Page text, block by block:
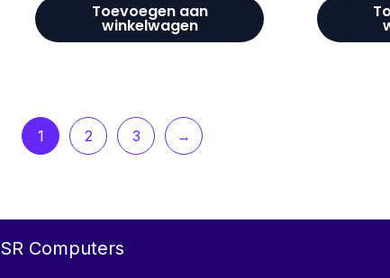
Toevoegen aan
winkelwagen
1 2 3 →
SR Computers